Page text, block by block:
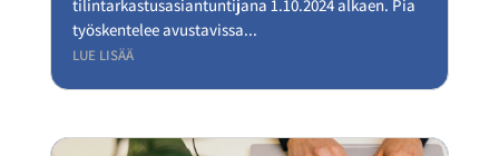
tilintarkastusasiantuntijana 1.10.2024 alkaen. Pia
työskentelee avustavissa...
LUE LISÄÄ